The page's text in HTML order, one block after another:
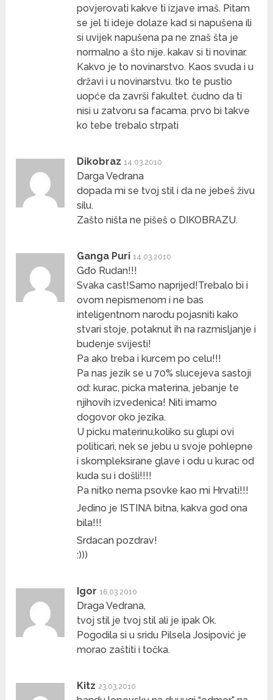
povjerovati kakve ti izjave imaš. Pitam
se jel ti ideje dolaze kad si napušena ili
si uvijek napušena pa ne znaš šta je
normalno a što nije. kakav si ti novinar.
Kakvo je to novinarstvo. Kaos svuda i u
državi i u novinarstvu. tko te pustio
uopće da završi fakultet. čudno da ti
nisi u zatvoru sa facama. prvo bi takve
ko tebe trebalo strpati
Dikobraz 14.03.2010
Darga Vedrana
dopada mi se tvoj stil i da ne jebeš živu
silu.
Zašto ništa ne pišeš o DIKOBRAZU.
Ganga Puri 14.03.2010
Gđo Rudan!!!
Svaka cast!Samo naprijed!Trebalo bi i
ovom nepismenom i ne bas
inteligentnom narodu pojasniti kako
stvari stoje, potaknut ih na razmisljanje i
budenje svijesti!
Pa ako treba i kurcem po celu!!!
Pa nas jezik se u 70% slucejeva sastoji
od: kurac, picka materina, jebanje te
njihovih izvedenica! Niti imamo
dogovor oko jezika.
U picku materinu,koliko su glupi ovi
politicari, nek se jebu u svoje pohlepne
i skompleksirane glave i odu u kurac od
kuda su i došli!!!!
Pa nitko nema psovke kao mi Hrvati!!!
Jedino je ISTINA bitna, kakva god ona
bila!!!
Srdacan pozdrav!
:)))
Igor 16.03.2010
Draga Vedrana,
tvoj stil je tvoj stil ali je ipak Ok.
Pogodila si u sridu Pilsela Josipović je
morao zaštiti i točka.
Kitz 23.03.2010